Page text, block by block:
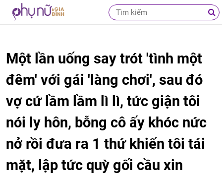
Một lần uống say trót 'tình một
đêm' với gái 'làng chơi', sau đó
vợ cứ lầm lầm lì lì, tức giận tôi
nói ly hôn, bỗng cô ấy khóc nức
nở rồi đưa ra 1 thứ khiến tôi tái
mặt, lập tức quỳ gối cầu xin